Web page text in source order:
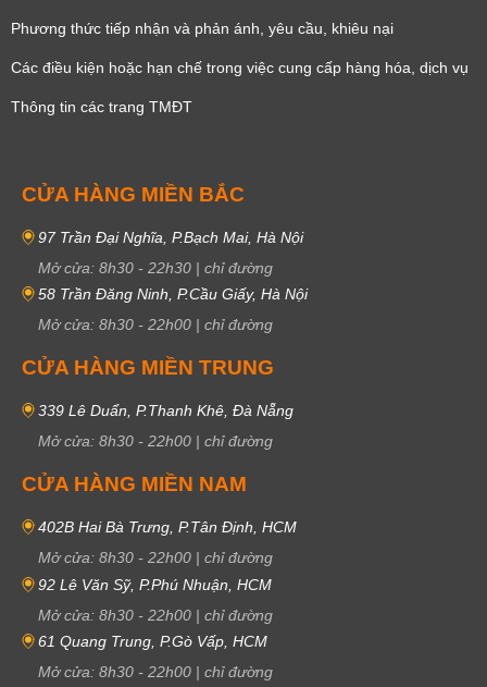
Phương thức tiếp nhận và phản ánh, yêu cầu, khiêu nại
Các điều kiện hoặc hạn chế trong việc cung cấp hàng hóa, dịch vụ
Thông tin các trang TMĐT
CỬA HÀNG MIỀN BẮC
97 Trần Đại Nghĩa, P.Bạch Mai, Hà Nội
Mở cửa: 8h30 - 22h30 | chỉ đường
58 Trần Đăng Ninh, P.Cầu Giấy, Hà Nội
Mở cửa: 8h30 - 22h00 | chỉ đường
CỬA HÀNG MIỀN TRUNG
339 Lê Duẩn, P.Thanh Khê, Đà Nẵng
Mở cửa: 8h30 - 22h00 | chỉ đường
CỬA HÀNG MIỀN NAM
402B Hai Bà Trưng, P.Tân Định, HCM
Mở cửa: 8h30 - 22h00 | chỉ đường
92 Lê Văn Sỹ, P.Phú Nhuận, HCM
Mở cửa: 8h30 - 22h00 | chỉ đường
61 Quang Trung, P.Gò Vấp, HCM
Mở cửa: 8h30 - 22h00 | chỉ đường